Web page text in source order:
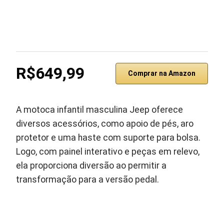
R$649,99 Comprar na Amazon
A motoca infantil masculina Jeep oferece
diversos acessórios, como apoio de pés, aro
protetor e uma haste com suporte para bolsa.
Logo, com painel interativo e peças em relevo,
ela proporciona diversão ao permitir a
transformação para a versão pedal.